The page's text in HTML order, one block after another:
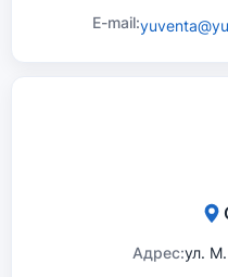
E-mail:
Адрес:ул.